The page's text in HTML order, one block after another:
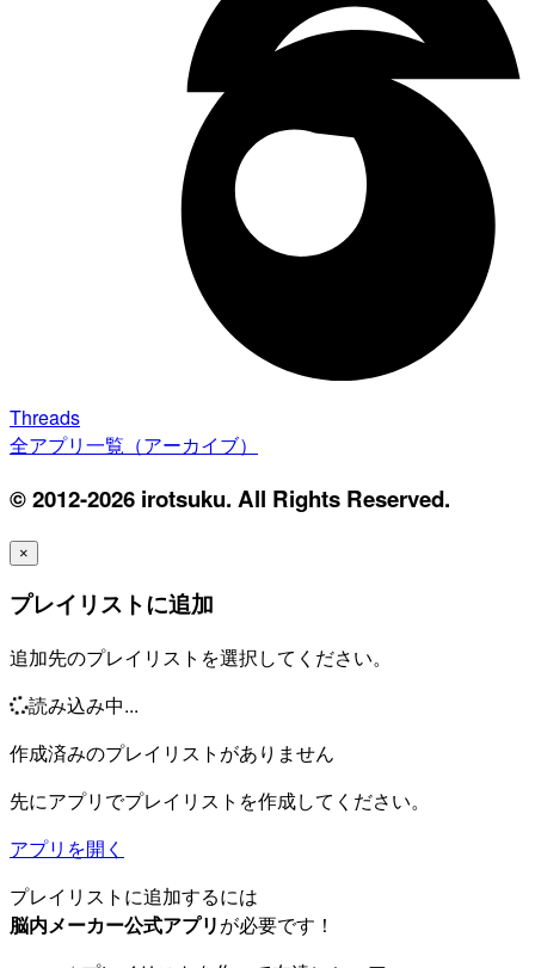
Threads
全アプリ一覧（アーカイブ）
© 2012-2026 irotsuku. All Rights Reserved.
×
プレイリストに追加
追加先のプレイリストを選択してください。
読み込み中...
作成済みのプレイリストがありません
先にアプリでプレイリストを作成してください。
アプリを開く
プレイリストに追加するには
脳内メーカー公式アプリが必要です！